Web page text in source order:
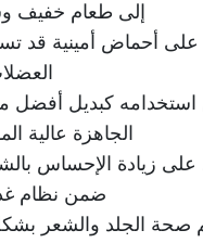
إلى طعام خفيف
على أحماض أمينية قد
استخدامه كبديل أفضل
الجاهزة عالية
زيادة الإحساس
ضمن نظام
صحة الجلد والشعر